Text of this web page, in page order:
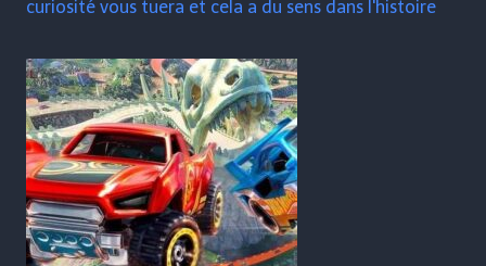
curiosité vous tuera et cela a du sens dans l'histoire